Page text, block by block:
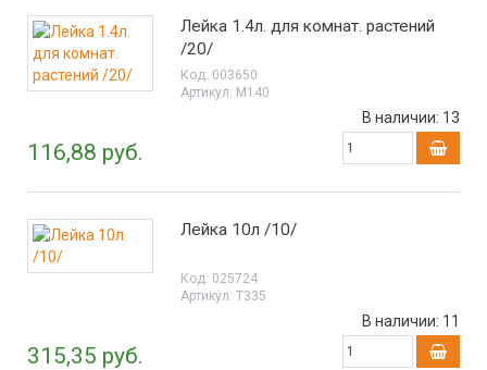
Лейка 1.4л. для комнат. растений
/20/
Код: 003650
Артикул: М140
116,88 руб.
В наличии: 13
Лейка 10л /10/
Код: 025724
Артикул: Т335
315,35 руб.
В наличии: 11